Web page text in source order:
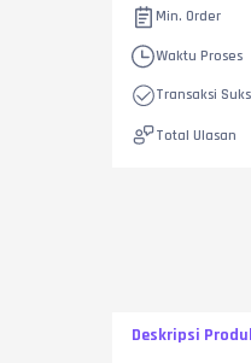
Min. Order
Waktu Proses
Transaksi
Total Ulasan
Deskripsi